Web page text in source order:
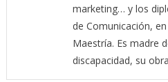
marketing… y los
de Comunicación,
Maestría. Es madre
discapacidad, su